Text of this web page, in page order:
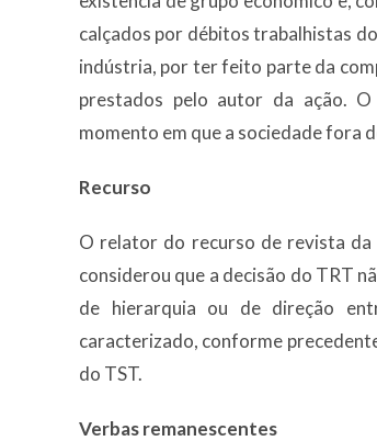
calçados por débitos trabalhistas
indústria, por ter feito parte da
prestados pelo autor da ação.
momento em que a sociedade fora
Recurso
O relator do recurso de revista da
considerou que a decisão do TRT
de hierarquia ou de direção
caracterizado, conforme
do TST.
Verbas remanescentes